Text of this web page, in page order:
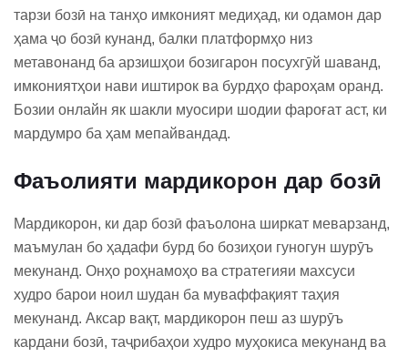
тарзи бозӣ на танҳо имконият медиҳад, ки одамон дар
ҳама ҷо бозӣ кунанд, балки платформҳо низ
метавонанд ба арзишҳои бозигарон посухгӯй шаванд,
имкониятҳои нави иштирок ва бурдҳо фароҳам оранд.
Бозии онлайн як шакли муосири шодии фароғат аст, ки
мардумро ба ҳам мепайвандад.
Фаъолияти мардикорон дар бозӣ
Мардикорон, ки дар бозӣ фаъолона ширкат меварзанд,
маъмулан бо ҳадафи бурд бо бозиҳои гуногун шурӯъ
мекунанд. Онҳо роҳнамоҳо ва стратегияи махсуси
худро барои ноил шудан ба муваффақият таҳия
мекунанд. Аксар вақт, мардикорон пеш аз шурӯъ
кардани бозӣ, таҷрибаҳои худро муҳокиса мекунанд ва